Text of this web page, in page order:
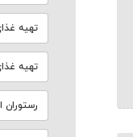
تهیه
تهیه
رستوران